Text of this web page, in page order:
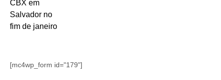
[mc4wp_form id="179"]